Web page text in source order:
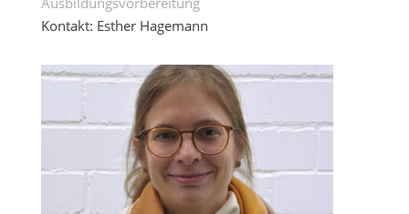
Kontakt: Esther Hagemann